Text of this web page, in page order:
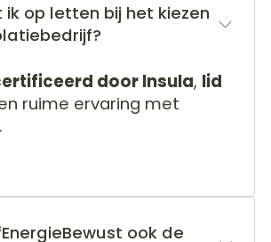
op letten bij het kiezen
door Insula, lid
ruime ervaring met
ook de